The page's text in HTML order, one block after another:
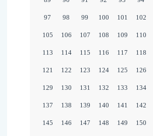
97 98 99 100 101 102
105 106 107 108 109 110
113 114 115 116 117 118
121 122 123 124 125 126
129 130 131 132 133 134
137 138 139 140 141 142
145 146 147 148 149 150